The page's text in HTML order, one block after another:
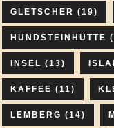
GLETSCHER (19)
HUNDSTEINHÜTTE
INSEL (13)
KAFFEE (11)
LEMBERG (14)